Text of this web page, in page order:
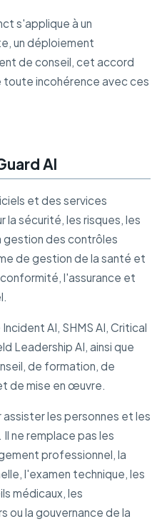
s'applique à un
un déploiement
de conseil, cet accord
toute incohérence avec ces
AI
et des services
la sécurité, les risques, les
gestion des contrôles
de gestion de la santé et
l'assurance et
AI, SHMS AI, Critical
Leadership AI, ainsi que
de formation, de
de mise en œuvre.
assister les personnes et les
ne remplace pas les
professionnel, la
l'examen technique, les
médicaux, les
ou la gouvernance de la